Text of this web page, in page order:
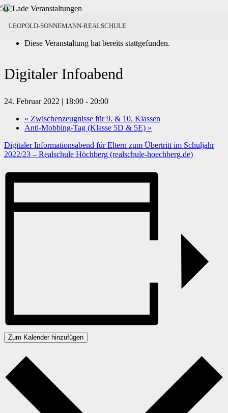
LEOPOLD-SONNEMANN-REALSCHULE
« Alle Veranstaltungen
Diese Veranstaltung hat bereits stattgefunden.
Digitaler Infoabend
24. Februar 2022 | 18:00 - 20:00
« Zwischenzeugnisse für 9. & 10. Klassen
Anti-Mobbing-Tag (Klasse 5D & 5E) »
Digitaler Informationsabend für Eltern zum Übertritt im Schuljahr
2022/23 – Realschule Höchberg (realschule-hoechberg.de)
Zum Kalender hinzufügen